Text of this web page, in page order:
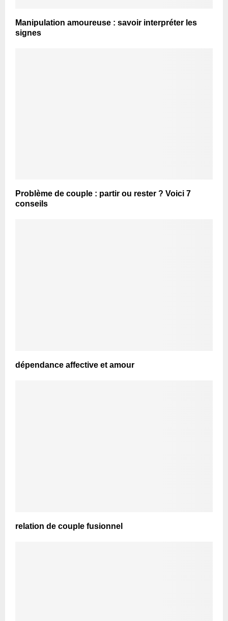
Manipulation amoureuse : savoir interpréter les
signes
Problème de couple : partir ou rester ? Voici 7
conseils
dépendance affective et amour
relation de couple fusionnel